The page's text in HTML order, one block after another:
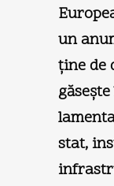
un
ţine de
stat,